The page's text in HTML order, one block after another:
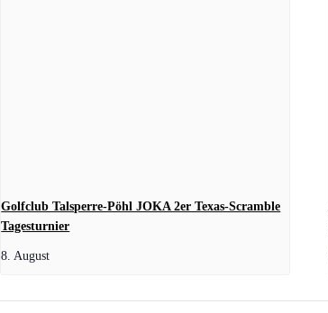
Golfclub Talsperre-Pöhl JOKA 2er Texas-Scramble
Tagesturnier
8. August